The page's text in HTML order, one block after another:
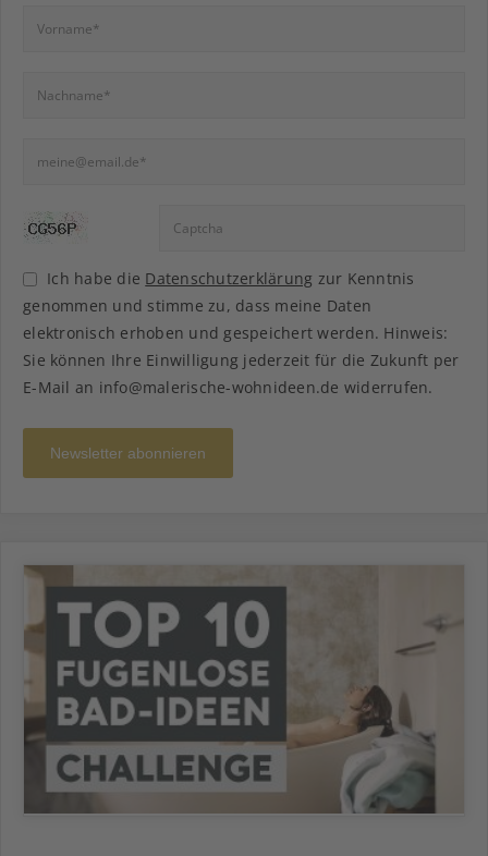
Ich habe die Datenschutzerklärung zur Kenntnis
genommen und stimme zu, dass meine Daten
elektronisch erhoben und gespeichert werden. Hinweis:
Sie können Ihre Einwilligung jederzeit für die Zukunft per
E-Mail an info@malerische-wohnideen.de widerrufen.